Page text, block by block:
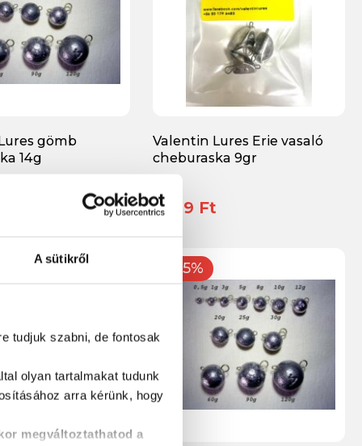
A sütikről
tudjuk szabni, de fontosak
olyan tartalmakat tudunk
arra kérünk, hogy
megváltoztathatod a
gömb
14g
Valentin Lures Erie vasaló
cheburaska 9gr
1 189 Ft
-15%